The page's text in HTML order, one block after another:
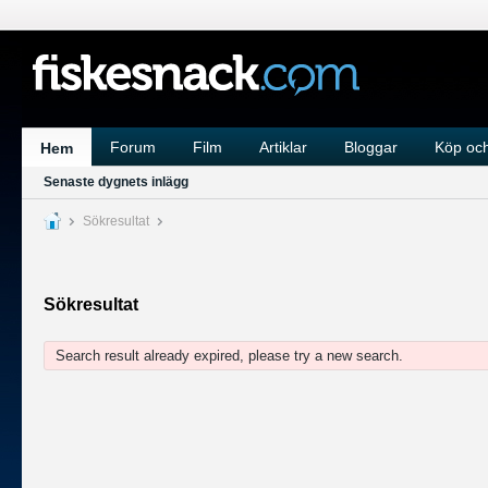
Hem Forum Film Artiklar Bloggar Köp
Senaste dygnets inlägg
Sökresultat
Sökresultat
Search result already expired, please try a new search.